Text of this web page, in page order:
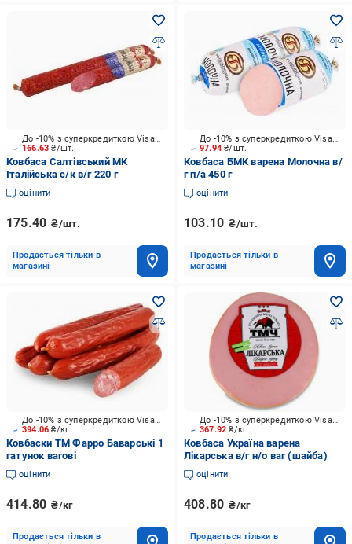
166.63₴/шт.
До -10% з суперкредиткою Visa Вигода
Ковбаса Салтівський МК
Італійська с/к в/г 220 г
оцінити
175.40 ₴/шт.
Продається тільки в
магазині
97.94₴/шт.
До -10% з суперкредиткою Visa Вигода
Ковбаса БМК варена Молочна в/
г п/а 450 г
оцінити
103.10 ₴/шт.
Продається тільки в
магазині
394.06₴/кг
До -10% з суперкредиткою Visa Вигода
Ковбаски ТМ Фарро Баварські 1
гатунок вагові
оцінити
414.80 ₴/кг
Продається тільки в
367.92₴/кг
До -10% з суперкредиткою Visa Вигода
Ковбаса Україна варена
Лікарська в/г н/о ваг (шайба)
оцінити
408.80 ₴/кг
Продається тільки в